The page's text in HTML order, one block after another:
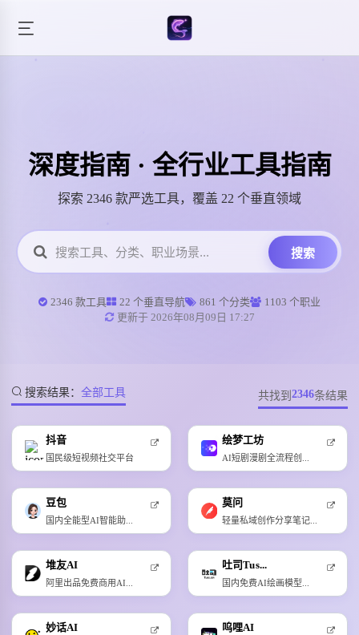
深度指南 · 全行业工具指南
探索 2346 款严选工具，覆盖 22 个垂直领域
搜索
2346 款工具 22 个垂直导航 861 个分类
1103 个职业
更新于 2026年08月09日 17:27
搜索结果： 全部工具 共找到 2346条结果
抖音
国民级短视频社交平台
绘梦工坊
AI短剧漫剧全流程创...
豆包
国内全能型AI智能助...
莫问
轻量私域创作分享笔记...
堆友AI
阿里出品免费商用AI...
吐司Tus...
国内免费AI绘画模型...
妙话AI 呜哩AI